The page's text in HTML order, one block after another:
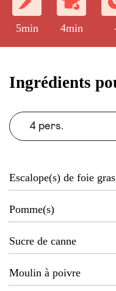
5min 4min
Ingrédients
4 pers.
Escalope(s) de foie
Pomme(s)
Sucre de canne
Moulin à poivre